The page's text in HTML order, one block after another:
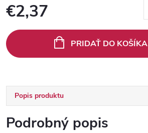
€2,37
cena:
PRIDAŤ DO KOŠÍKA
Popis produktu
Podrobný popis